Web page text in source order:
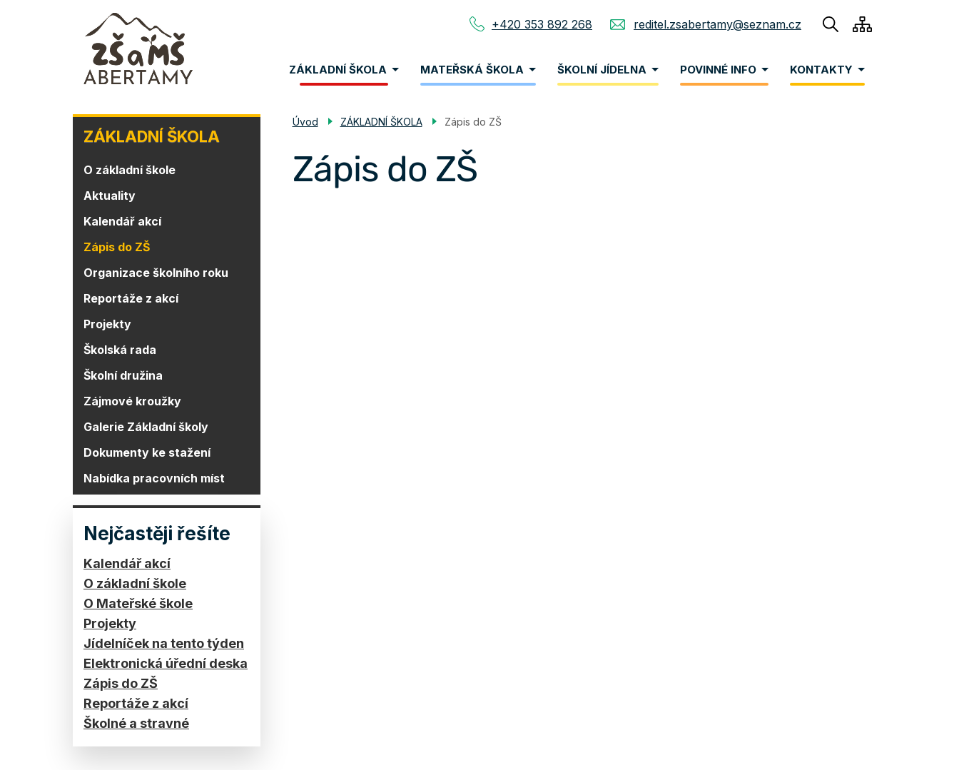
+420 353 892 268 reditel.zsabertamy@seznam.cz
Menu
ZÁKLADNÍ ŠKOLA MATEŘSKÁ ŠKOLA ŠKOLNÍ JÍDELNA POVINNÉ INFO KONTAKTY
ZÁKLADNÍ
ŠKOLA
ZÁKLADNÍ ŠKOLA
O základní škole
Aktuality
Kalendář akcí
Zápis do ZŠ
Organizace školního roku
Reportáže z akcí
Projekty
Školská rada
Školní družina
Zájmové kroužky
Galerie Základní školy
Dokumenty ke stažení
Nabídka pracovních míst
Nejčastěji řešíte
Kalendář akcí
O základní škole
O Mateřské škole
Projekty
Jídelníček na tento týden
Elektronická úřední deska
Zápis do ZŠ
Reportáže z akcí
Školné a stravné
Úvod ZÁKLADNÍ ŠKOLA Zápis do ZŠ
Zápis do ZŠ